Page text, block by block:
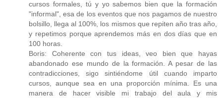
cursos formales, tú y yo sabemos bien que la formación
"informal", esa de los eventos que nos pagamos de nuestro
bolsillo, llega al 100%, los mismos que repiten año tras año,
y repetimos porque aprendemos más en dos días que en
100 horas.
Boris: Coherente con tus ideas, veo bien que hayas
abandonado ese mundo de la formación. A pesar de las
contradicciones, sigo sintiéndome útil cuando imparto
cursos, aunque sea en una proporción mínima. Es una
manera de hacer visible mi trabajo del aula y mis